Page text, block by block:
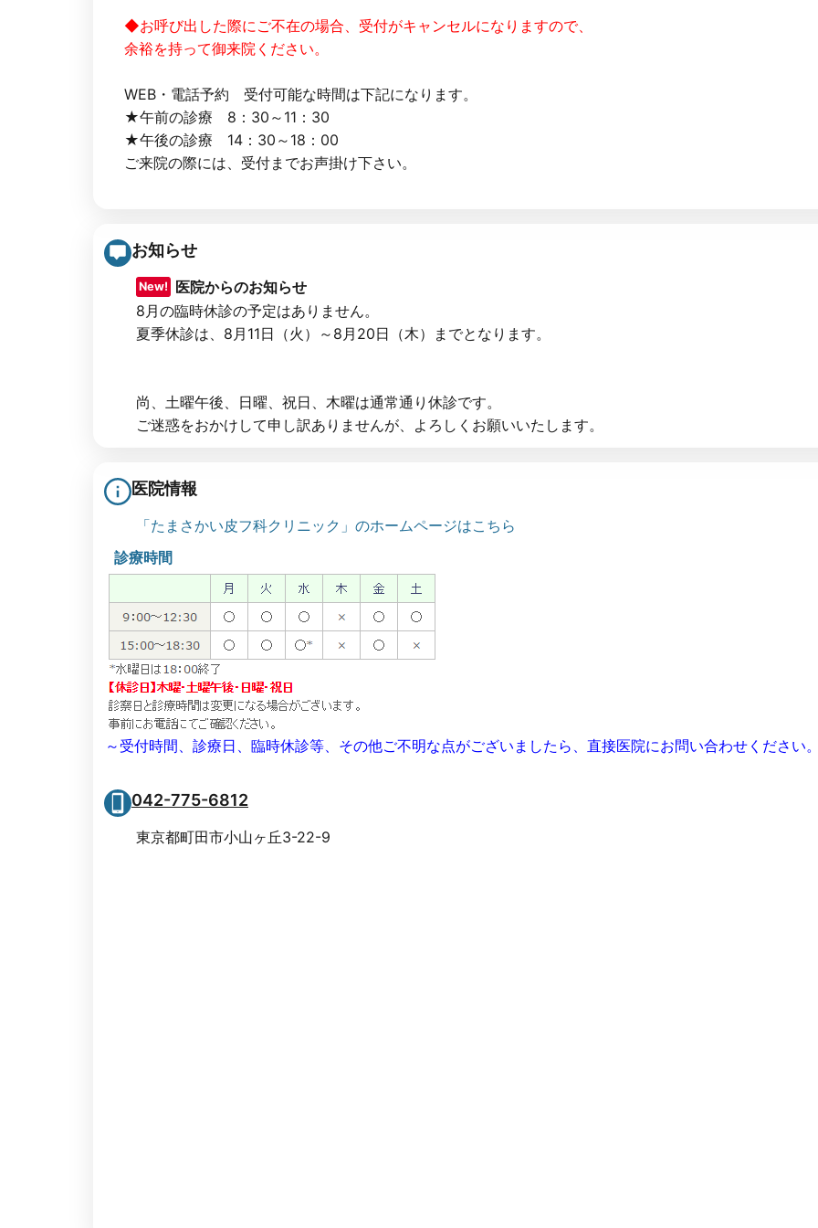
◆お呼び出した際にご不在の場合、受付がキャンセルになりますので、
余裕を持って御来院ください。
WEB・電話予約 受付可能な時間は下記になります。
★午前の診療 8：30～11：30
★午後の診療 14：30～18：00
ご来院の際には、受付までお声掛け下さい。
お知らせ
New!
医院からのお知らせ
8月の臨時休診の予定はありません。
夏季休診は、8月11日（火）～8月20日（木）までとなります。
尚、土曜午後、日曜、祝日、木曜は通常通り休診です。
ご迷惑をおかけして申し訳ありませんが、よろしくお願いいたします。
医院情報
「たまさかい皮フ科クリニック」のホームページはこちら
診療時間
～受付時間、診療日、臨時休診等、その他ご不明な点がございましたら、直接医院にお問い合わせください
042-775-6812
東京都町田市小山ヶ丘3-22-9